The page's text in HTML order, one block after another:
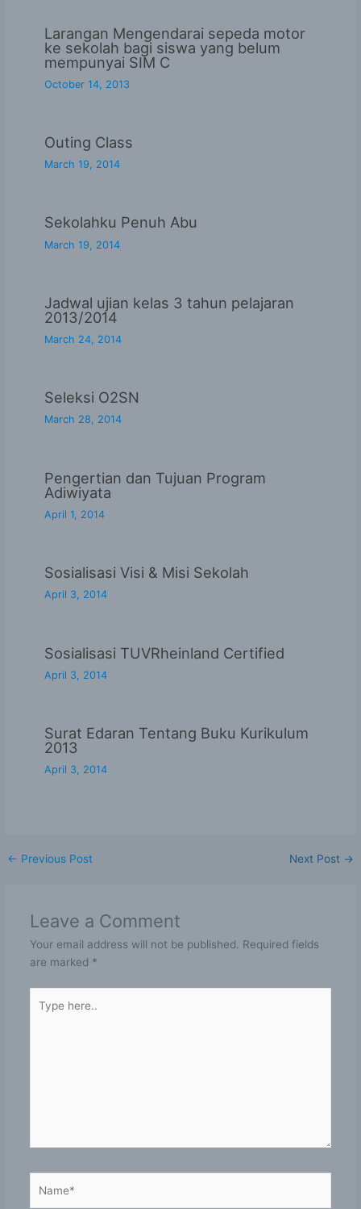
Larangan Mengendarai sepeda motor
ke sekolah bagi siswa yang belum
mempunyai SIM C
October 14, 2013
Outing Class
March 19, 2014
Sekolahku Penuh Abu
March 19, 2014
Jadwal ujian kelas 3 tahun pelajaran
2013/2014
March 24, 2014
Seleksi O2SN
March 28, 2014
Pengertian dan Tujuan Program
Adiwiyata
April 1, 2014
Sosialisasi Visi & Misi Sekolah
April 3, 2014
Sosialisasi TUVRheinland Certified
April 3, 2014
Surat Edaran Tentang Buku Kurikulum
2013
April 3, 2014
← Previous Post Next Post →
Leave a Comment
Your email address will not be published. Required fields
are marked *
here..